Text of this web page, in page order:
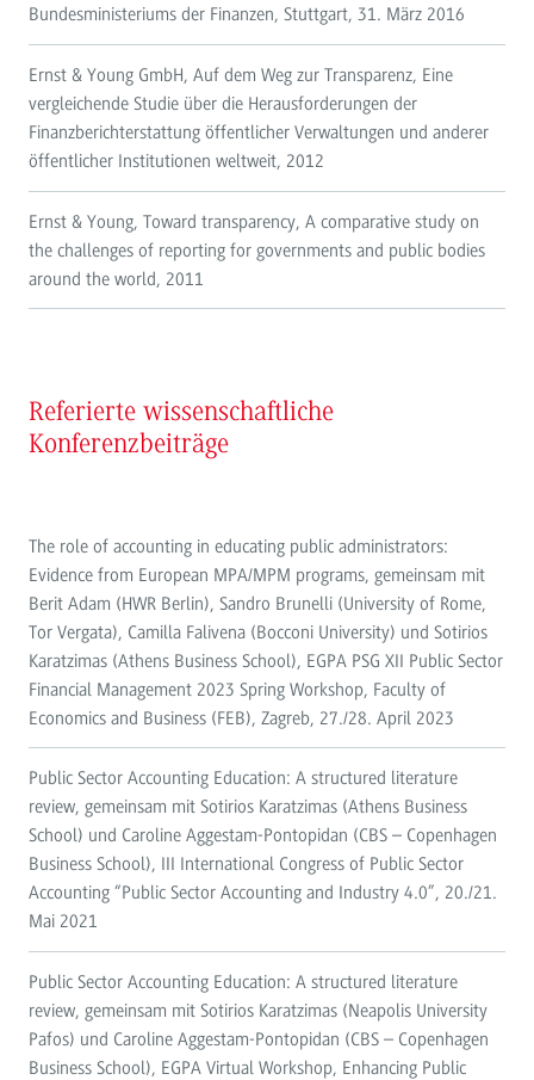
Bundesministeriums der Finanzen, Stuttgart, 31. März 2016
Ernst & Young GmbH, Auf dem Weg zur Transparenz, Eine
vergleichende Studie über die Herausforderungen der
Finanzberichterstattung öffentlicher Verwaltungen und anderer
öffentlicher Institutionen weltweit, 2012
Ernst & Young, Toward transparency, A comparative study on
the challenges of reporting for governments and public bodies
around the world, 2011
Referierte wissenschaftliche
Konferenzbeiträge
The role of accounting in educating public administrators:
Evidence from European MPA/MPM programs, gemeinsam mit
Berit Adam (HWR Berlin), Sandro Brunelli (University of Rome,
Tor Vergata), Camilla Falivena (Bocconi University) und Sotirios
Karatzimas (Athens Business School), EGPA PSG XII Public Sector
Financial Management 2023 Spring Workshop, Faculty of
Economics and Business (FEB), Zagreb, 27./28. April 2023
Public Sector Accounting Education: A structured literature
review, gemeinsam mit Sotirios Karatzimas (Athens Business
School) und Caroline Aggestam-Pontopidan (CBS – Copenhagen
Business School), III International Congress of Public Sector
Accounting “Public Sector Accounting and Industry 4.0”, 20./21.
Mai 2021
Public Sector Accounting Education: A structured literature
review, gemeinsam mit Sotirios Karatzimas (Neapolis University
Pafos) und Caroline Aggestam-Pontopidan (CBS – Copenhagen
Business School), EGPA Virtual Workshop, Enhancing Public